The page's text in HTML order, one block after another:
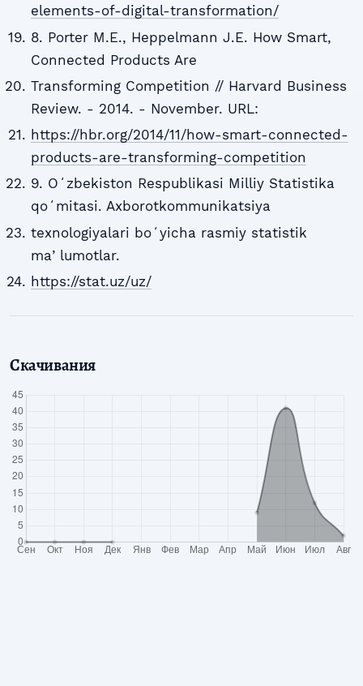
elements-of-digital-transformation/
8. Porter M.E., Heppelmann J.E. How Smart,
Connected Products Are
Transforming Competition // Harvard Business
Review. - 2014. - November. URL:
https://hbr.org/2014/11/how-smart-connected-
products-are-transforming-competition
9. Oʻzbekiston Respublikasi Milliy Statistika
qoʻmitasi. Axborotkommunikatsiya
texnologiyalari boʻyicha rasmiy statistik
maʼlumotlar.
https://stat.uz/uz/
Скачивания